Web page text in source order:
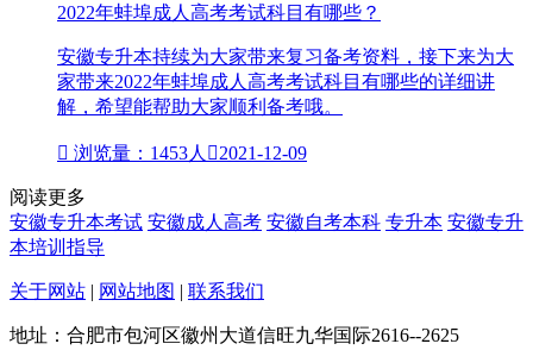
2022年蚌埠成人高考考试科目有哪些？
安徽专升本持续为大家带来复习备考资料，接下来为大
家带来2022年蚌埠成人高考考试科目有哪些的详细讲
解，希望能帮助大家顺利备考哦。
 浏览量：1453人 2021-12-09
阅读更多
安徽专升本考试 安徽成人高考 安徽自考本科 专升本 安徽专升
本培训指导
关于网站 | 网站地图 | 联系我们
地址：合肥市包河区徽州大道信旺九华国际2616--2625